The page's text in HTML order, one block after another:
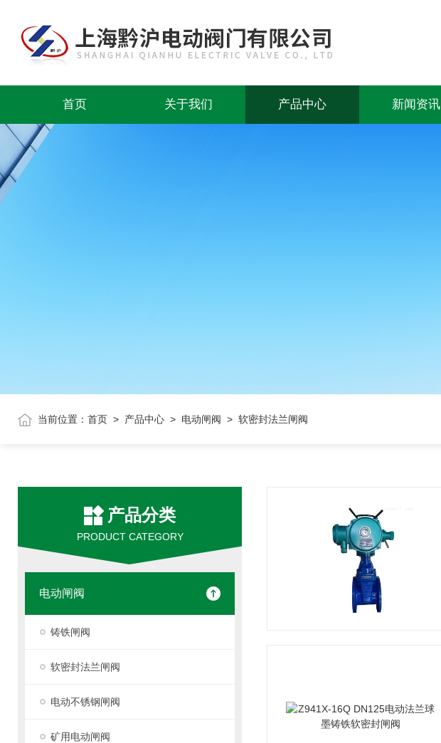
首页 关于我们 产品中心 新闻资讯
当前位置： 首页 > 产品中心 > 电动闸阀 > 软密封法兰闸阀
产品分类
PRODUCT CATEGORY
电动闸阀
铸铁闸阀
软密封法兰闸阀
电动不锈钢闸阀
矿用电动闸阀